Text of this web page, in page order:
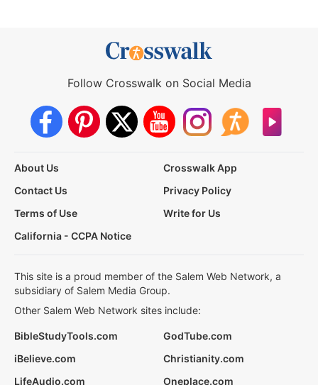
Follow Crosswalk on Social Media
About Us
Crosswalk App
Contact Us
Privacy Policy
Terms of Use
Write for Us
California - CCPA Notice
This site is a proud member of the Salem Web Network, a
subsidiary of Salem Media Group.
Other Salem Web Network sites include:
BibleStudyTools.com
GodTube.com
iBelieve.com
Christianity.com
LifeAudio.com
Oneplace.com